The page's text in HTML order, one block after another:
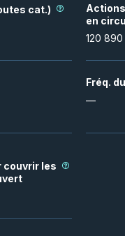
cat.)
en
120
Fréq.
—
couvrir les